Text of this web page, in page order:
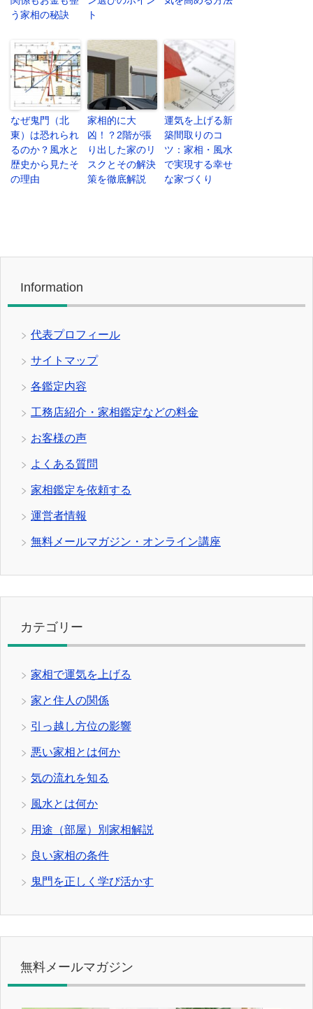
う家相の秘訣
ト
なぜ鬼門（北
東）は恐れられ
るのか？風水と
歴史から見たそ
の理由
家相的に大
凶！？2階が張
り出した家のリ
スクとその解決
策を徹底解説
運気を上げる新
築間取りのコ
ツ：家相・風水
で実現する幸せ
な家づくり
Information
代表プロフィール
サイトマップ
各鑑定内容
工務店紹介・家相鑑定などの料金
お客様の声
よくある質問
家相鑑定を依頼する
運営者情報
無料メールマガジン・オンライン講座
カテゴリー
家相で運気を上げる
家と住人の関係
引っ越し方位の影響
悪い家相とは何か
気の流れを知る
風水とは何か
用途（部屋）別家相解説
良い家相の条件
鬼門を正しく学び活かす
無料メールマガジン